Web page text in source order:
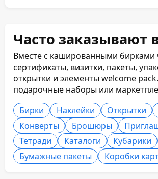
отверстия, люверсы, высечка,
срочность.
Часто заказывают
Вместе с кашированными бирками
сертификаты, визитки, пакеты,
открытки и элементы welcome
подарочные наборы или
Бирки
Наклейки Открытки
Конверты
Брошюры
Тетради
Каталоги Кубарики
Бумажные пакеты
Коробки